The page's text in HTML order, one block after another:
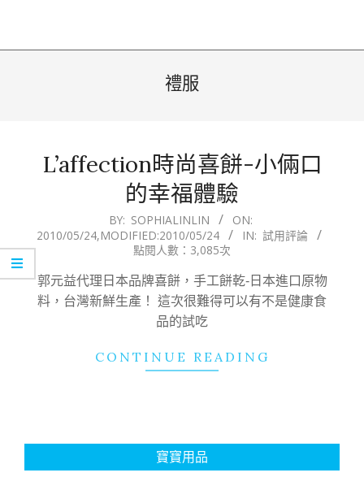
禮服
L’affection時尚喜餅-小倆口
的幸福體驗
05-
BY: SOPHIALINLIN
ON:
2010/05/24,MODIFIED:2010/05/24 IN: 試用評論
點閱人數：3,085次
郭元益代理日本品牌喜餅，手工餅乾-日本進口原物
料，台灣新鮮生產！ 這次很難得可以有不是健康食
品的試吃
CONTINUE READING
寶寶用品